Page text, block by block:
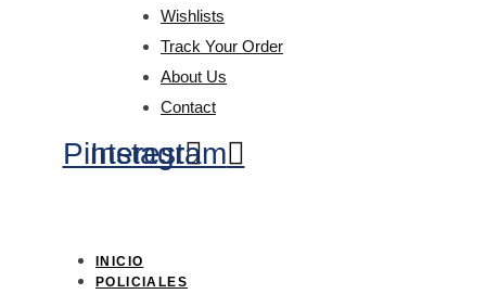
Wishlists
Track Your Order
About Us
Contact
Pinterest
Instagram
INICIO
POLICIALES